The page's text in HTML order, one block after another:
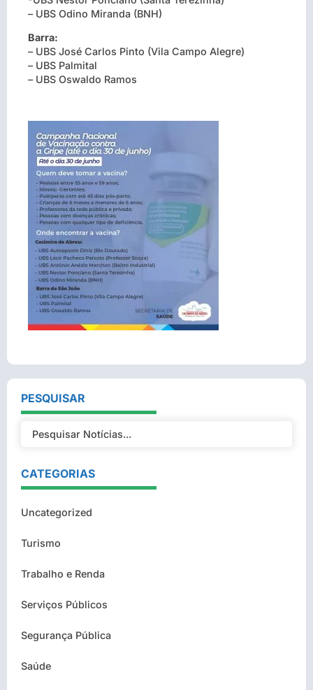
– UBS Odino Miranda (BNH)
Barra:
– UBS José Carlos Pinto (Vila Campo Alegre)
– UBS Palmital
– UBS Oswaldo Ramos
PESQUISAR
CATEGORIAS
Uncategorized
Turismo
Trabalho e Renda
Serviços Públicos
Segurança Pública
Saúde